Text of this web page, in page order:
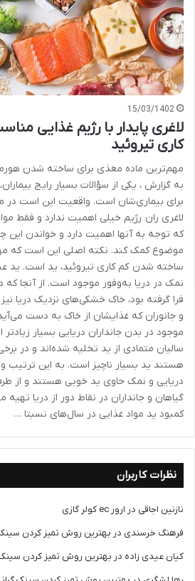
15/03/1402
لاغری پایدار با رژیم غذایی
کاری تیروئید
مهم‌ترین ماده مغذی برای ساخته شدن
به گزارش ، یکی از سؤالات بسیار رایج
برای بیماری‌شان است. واقعیت این است در
لاغری ران رژیم خیلی اهمیت ندارد و فقط
که توجه به آنها اهمیت دارد و خواندن این
موضوع کمک کند. نکته اصلی این است که
ساخته شدن کم کاری تیروئید، ید است.
نمک در دریا به‌وفور موجود است. از آنجا که
فرا گرفته بود، خاک خشکی‌های نزدیک دریا
و جانوران که غذایشان از خاک به دست
موجود در بدن جانداران دریایی بسیار
سالیان متمادی از ید تخلیه شده‌اند و در
هستند ید بسیار ناچیز است. به این
دریایی و نمک حاوی ید خوبی هستند و از
گیاهان و جانداران در نقاط دور از دریا تهیه
کمبود ید مواد غذایی در سال‌های نسبتا …
نظرات کاربران
نازنین اجاقی در ارور ec کولر گازی
فرهنگ خرسندی در بهترین روش تمیز کردن سینک
کیان عیدی زاده در بهترین روش تمیز کردن سینک